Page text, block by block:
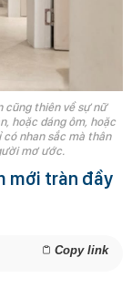
cũng thiên về sự nữ
hoặc dáng ôm, hoặc
có nhan sắc mà thân
mơ ước.
mới tràn đầy
Copy link